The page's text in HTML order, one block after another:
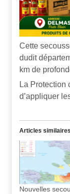
Cette
dudit
km de
La Protection
d’appliquer
Articles similaires
Nouvelles